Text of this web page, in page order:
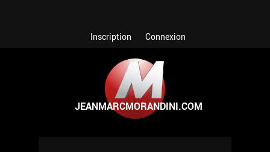
Inscription Connexion